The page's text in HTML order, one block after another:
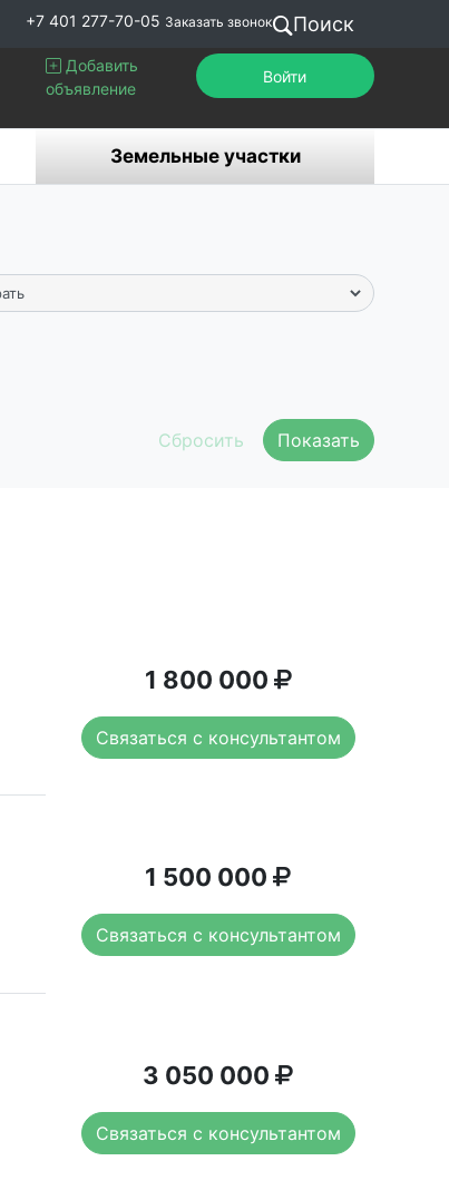
+7 401 277-70-05 Заказать звонок Поиск
Добавить
объявление
Войти
Земельные участки
Показать
1 800 000
Связаться с консультантом
1 500 000
Связаться с консультантом
3 050 000
Связаться с консультантом